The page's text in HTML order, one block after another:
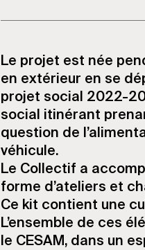
Le projet est née
en extérieur en se
projet social 2022-
social itinérant
question de
véhicule.
Le Collectif a
forme d’ateliers et
Ce kit contient une
L’ensemble de ces
le CESAM, dans un